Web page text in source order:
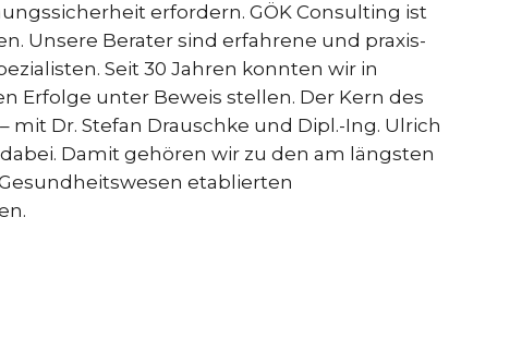
erfordern. GÖK Consulting ist
Unsere Berater sind erfahrene und praxis-
Seit 30 Jahren konnten wir in
Erfolge unter Beweis stellen. Der Kern des
mit Dr. Stefan Drauschke und Dipl.-Ing. Ulrich
Damit gehören wir zu den am längsten
etablierten